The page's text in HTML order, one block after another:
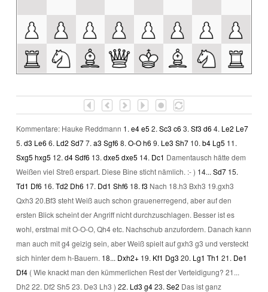
Kommentare: Hauke Reddmann 1.e4e5 2.Sc3 c6 3.Sf3 d6 4. Le2 Le7
5.d3 Le6 6. Ld2 Sd77.a3 Sgf6 8.O-Oh6 9. Le3 Sh7 10.b4 Lg5 11.
Sxg5 hxg5 12.d4Sdf6 13.dxe5 dxe5 14. Dc1 Damentausch hätte dem
Weißen viel Streß erspart. Diese Bine sticht nämlich. :- ) 14...Sd7 15.
Td1 Df6 16.Td2 Dh6 17. Dd1 Shf6 18.f3 Nach 18.h3 Bxh3 19.gxh3
Qxh3 20.Bf3 steht Weiß auch schon grauenerregend, aber auf den
ersten Blick scheint der Angriff nicht durchzuschlagen. Besser ist es
wohl, erstmal mit O-O-O, Qh4 etc. Nachschub anzufordern. Danach kann
man auch mit g4 geizig sein, aber Weiß spielt auf gxh3 g3 und versteckt
sich hinter dem h-Bauern. 18... Dxh2+ 19. Kf1 Dg3 20. Lg1 Th1 21. De1
Df4 (Wie knackt man den kümmerlichen Rest der Verteidigung?21...
Dh2 22. Df2 Sh5 23. De3 Lh3 ) 22. Ld3 g423.Se2 Das ist ganz